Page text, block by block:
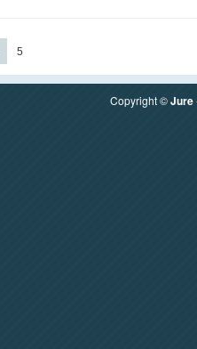
5
Copyright ©Jure